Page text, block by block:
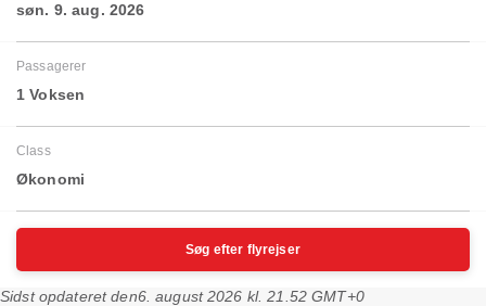
søn. 9. aug. 2026
Passagerer
1 Voksen
Class
Økonomi
Søg efter flyrejser
Sidst opdateret den6. august 2026 kl. 21.52 GMT+0